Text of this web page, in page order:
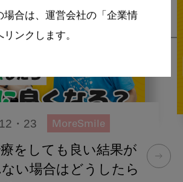
場合は、運営会社の「企業情
ンクします。
・23 MoreSmile
をしても良い結果が
い場合はどうしたら